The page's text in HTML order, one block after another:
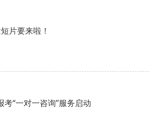
片要来啦！
“一对一咨询”服务启动